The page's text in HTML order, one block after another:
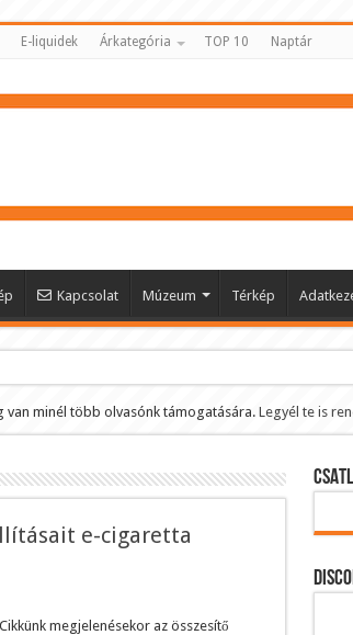
E-liquidek Árkategória TOP 10 Naptár
Kapcsolat Múzeum Térkép
van minél több olvasónk támogatására.Legyél te is
e-cigaretta
megjelenésekor az összesítő